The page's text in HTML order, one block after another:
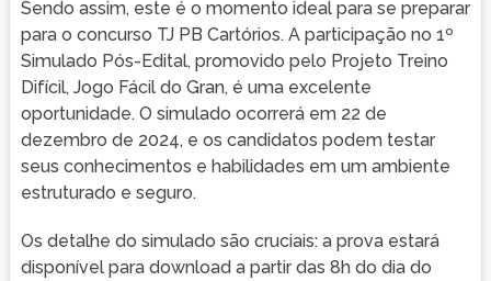
Sendo assim, este é o momento ideal para se preparar
para o concurso TJ PB Cartórios. A participação no 1º
Simulado Pós-Edital, promovido pelo Projeto Treino
Difícil, Jogo Fácil do Gran, é uma excelente
oportunidade. O simulado ocorrerá em 22 de
dezembro de 2024, e os candidatos podem testar
seus conhecimentos e habilidades em um ambiente
estruturado e seguro.
Os detalhe do simulado são cruciais: a prova estará
disponível para download a partir das 8h do dia do